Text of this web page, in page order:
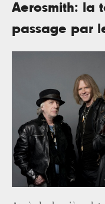
Aerosmith: la
passage par